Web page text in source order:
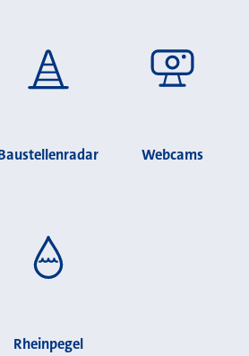
Webcams
Rheinpegel